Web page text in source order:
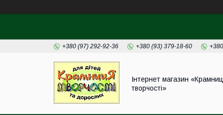
+380 (97) 292-92-36 +380 (93) 379-18-60
Інтернет магазин
творчості»